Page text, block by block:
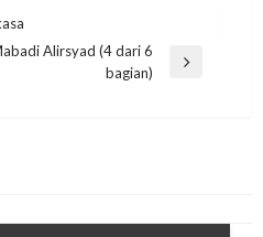
Alirsyad (4 dari 6
bagian)